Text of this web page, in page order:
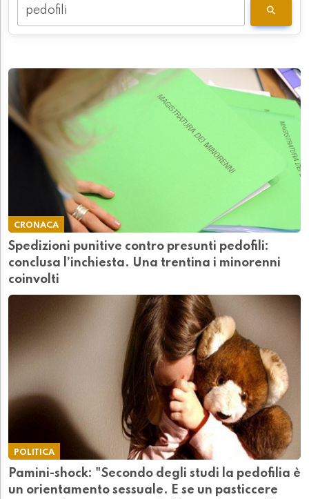
CRONACA
Spedizioni punitive contro presunti pedofili:
conclusa l’inchiesta. Una trentina i minorenni
coinvolti
POLITICA
Pamini-shock: "Secondo degli studi la pedofilia è
un orientamento sessuale. E se un pasticcere